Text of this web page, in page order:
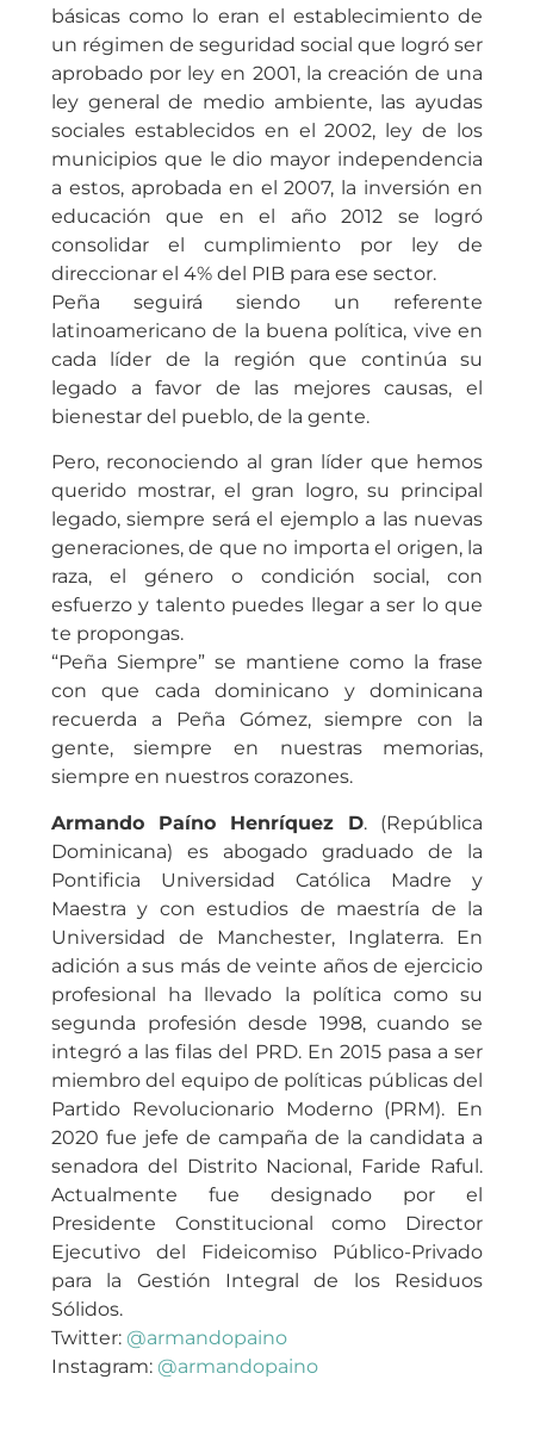
básicas como lo eran el establecimiento de
un régimen de seguridad social que logró ser
aprobado por ley en 2001, la creación de una
ley general de medio ambiente, las ayudas
sociales establecidos en el 2002, ley de los
municipios que le dio mayor independencia
a estos, aprobada en el 2007, la inversión en
educación que en el año 2012 se logró
consolidar el cumplimiento por ley de
direccionar el 4% del PIB para ese sector.
Peña seguirá siendo un referente
latinoamericano de la buena política, vive en
cada líder de la región que continúa su
legado a favor de las mejores causas, el
bienestar del pueblo, de la gente.
Pero, reconociendo al gran líder que hemos
querido mostrar, el gran logro, su principal
legado, siempre será el ejemplo a las nuevas
generaciones, de que no importa el origen, la
raza, el género o condición social, con
esfuerzo y talento puedes llegar a ser lo que
te propongas.
“Peña Siempre” se mantiene como la frase
con que cada dominicano y dominicana
recuerda a Peña Gómez, siempre con la
gente, siempre en nuestras memorias,
siempre en nuestros corazones.
Armando Paíno Henríquez D. (República
Dominicana) es abogado graduado de la
Pontificia Universidad Católica Madre y
Maestra y con estudios de maestría de la
Universidad de Manchester, Inglaterra. En
adición a sus más de veinte años de ejercicio
profesional ha llevado la política como su
segunda profesión desde 1998, cuando se
integró a las filas del PRD. En 2015 pasa a ser
miembro del equipo de políticas públicas del
Partido Revolucionario Moderno (PRM). En
2020 fue jefe de campaña de la candidata a
senadora del Distrito Nacional, Faride Raful.
Actualmente fue designado por el
Presidente Constitucional como Director
Ejecutivo del Fideicomiso Público-Privado
para la Gestión Integral de los Residuos
Sólidos.
Twitter: @armandopaino
Instagram: @armandopaino